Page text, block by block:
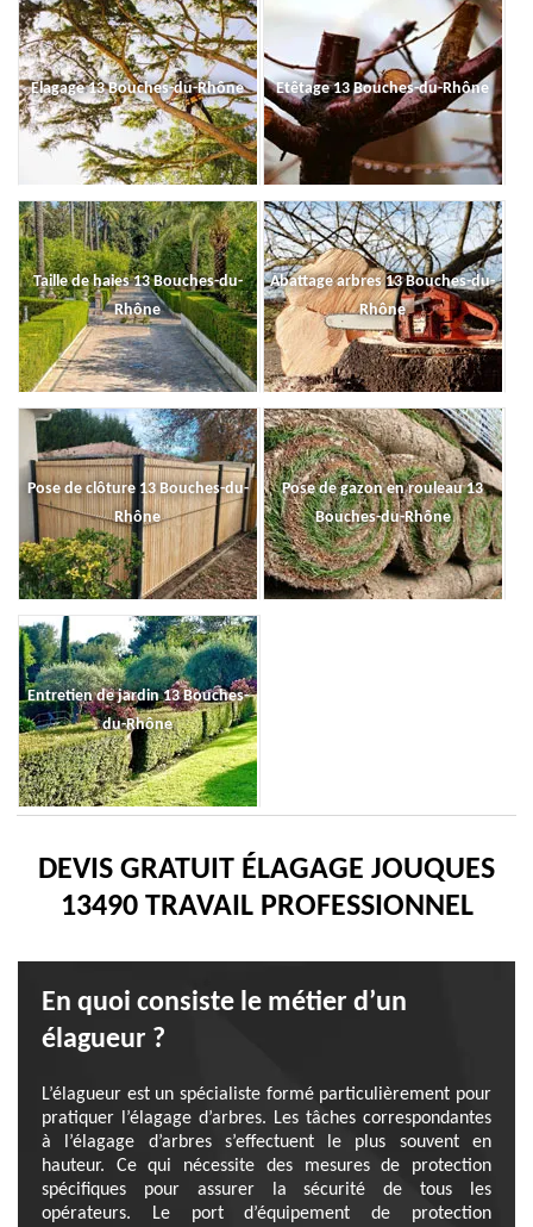
Elagage 13 Bouches-du-Rhône Etêtage 13 Bouches-du-Rhône
Taille de haies 13 Bouches-du-
Rhône
Abattage arbres 13 Bouches-du-
Rhône
Pose de clôture 13 Bouches-du-
Rhône
Pose de gazon en rouleau 13
Bouches-du-Rhône
Entretien de jardin 13 Bouches-
du-Rhône
DEVIS GRATUIT ÉLAGAGE JOUQUES
13490 TRAVAIL PROFESSIONNEL
En quoi consiste le métier d’un
élagueur ?
L’élagueur est un spécialiste formé particulièrement pour
pratiquer l’élagage d’arbres. Les tâches correspondantes
à l’élagage d’arbres s’effectuent le plus souvent en
hauteur. Ce qui nécessite des mesures de protection
spécifiques pour assurer la sécurité de tous les
opérateurs. Le port d’équipement de protection